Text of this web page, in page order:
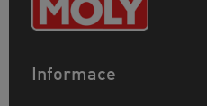
Informace